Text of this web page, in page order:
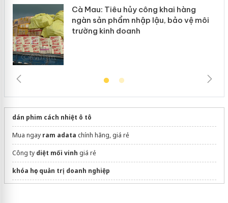
Cà Mau: Tiêu hủy công khai hàng
ngàn sản phẩm nhập lậu, bảo vệ môi
trường kinh doanh
dán phim cách nhiệt ô tô
Mua ngay ram adata chính hãng, giá rẻ
Công ty diệt mối vinh giá rẻ
khóa học quản trị doanh nghiệp